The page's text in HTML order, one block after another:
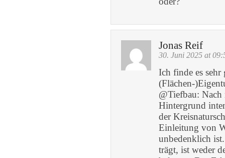
Jonas Reif
30. Juni 2025 at
Ich finde es
(Flächen-
@Tiefbau:
Hintergrund
der
Einleitung von
unbedenklich
trägt, ist weder